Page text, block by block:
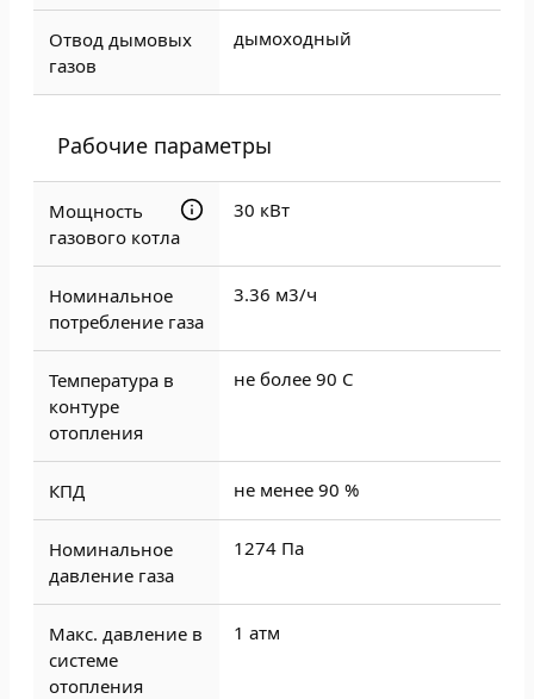
Отвод дымовых
газов
дымоходный
Рабочие параметры
Мощность
газового котла
30 кВт
Номинальное
потребление газа
3.36 м3/ч
Температура в
контуре
отопления
не более 90 С
КПД не менее 90 %
Номинальное
давление газа
1274 Па
Макс. давление в
системе
отопления
1 атм